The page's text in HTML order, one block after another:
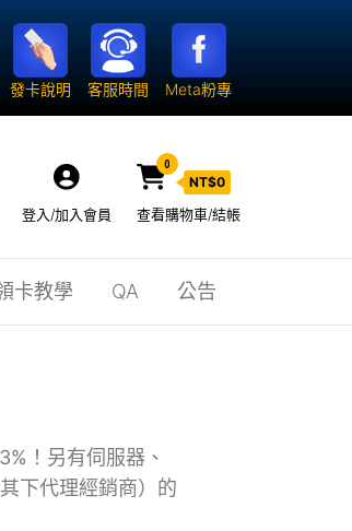
發卡說明 客服時間 Meta粉專
0
NT$0
查看購物車/結帳
登入/加入會員
卡教學 QA 公告
！另有伺服器、
下代理經銷商）的